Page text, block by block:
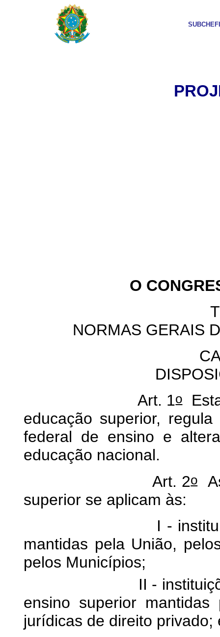
O CONGRESSO
NORMAS GERAIS
Art. 1oEsta
educação superior,
federal de ensino e
educação nacional.
Art. 2o
superior se aplicam às:
I - instituições
mantidas pela União,
pelos Municípios;
II - instituições
ensino superior
jurídicas de direito privado;